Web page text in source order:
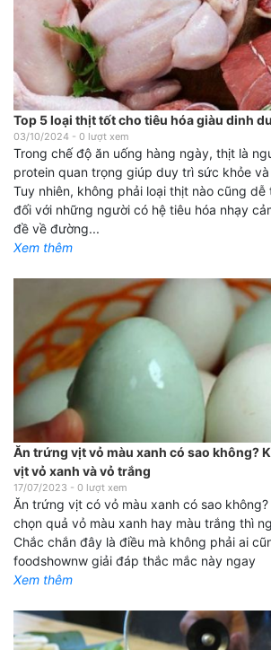
Top 5 loại thịt tốt cho tiêu hóa giàu dinh
03/10/2024 - 0 lượt xem
Trong chế độ ăn uống hàng ngày, thịt là
protein quan trọng giúp duy trì sức khỏe
Tuy nhiên, không phải loại thịt nào cũng
đối với những người có hệ tiêu hóa nhạy
đề về đường...
Xem thêm
Ăn trứng vịt vỏ màu xanh có sao không?
vịt vỏ xanh và vỏ trắng
17/07/2023 - 0 lượt xem
Ăn trứng vịt có vỏ màu xanh có sao
chọn quả vỏ màu xanh hay màu trắng thì
Chắc chắn đây là điều mà không phải ai
foodshownw giải đáp thắc mắc này ngay
Xem thêm